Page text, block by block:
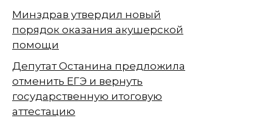
Минздрав утвердил новый
порядок оказания акушерской
помощи
Депутат Останина предложила
отменить ЕГЭ и вернуть
государственную итоговую
аттестацию